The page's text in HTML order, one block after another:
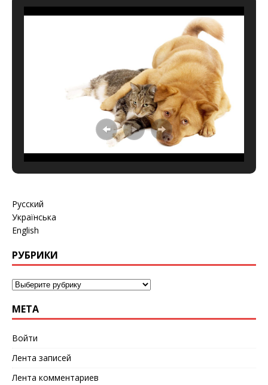
Русский
Українська
English
РУБРИКИ
МЕТА
Войти
Лента записей
Лента комментариев